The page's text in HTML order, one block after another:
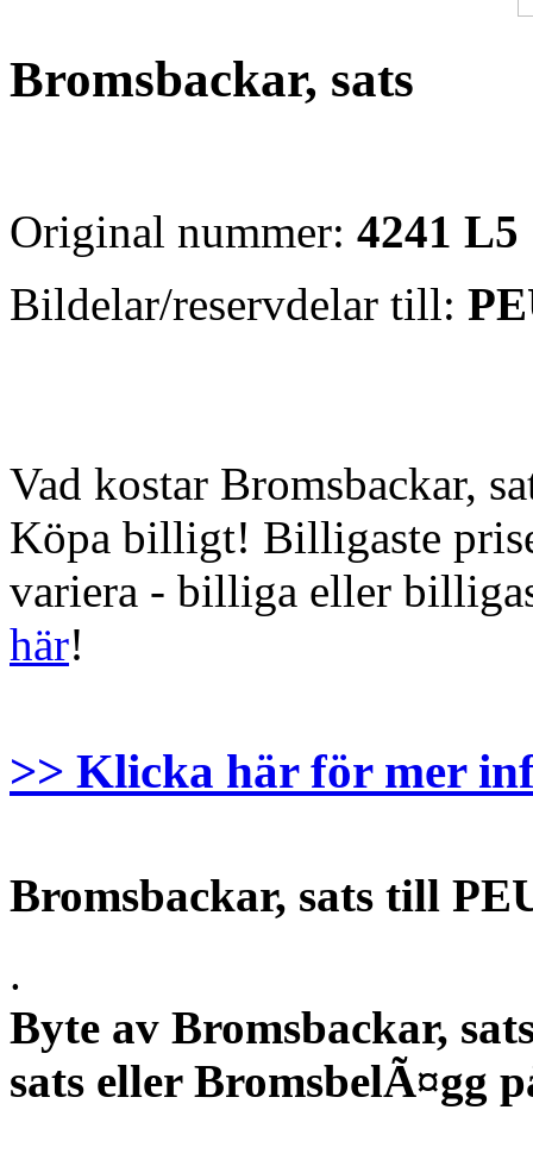
Bromsbackar, sats
Original nummer: 4241 L5
Bildelar/reservdelar till:
Vad kostar Bromsbackar,
Köpa billigt! Billigaste
variera - billiga eller
här!
>> Klicka här för mer
Bromsbackar, sats till
.
Byte av Bromsbackar,
sats eller BromsbelÃ¤gg